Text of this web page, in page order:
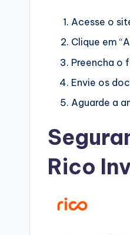
Acesse o
Clique em
Preencha o
Envie os
Aguarde a
Rico